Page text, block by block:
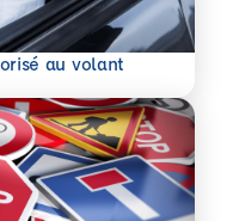
au volant